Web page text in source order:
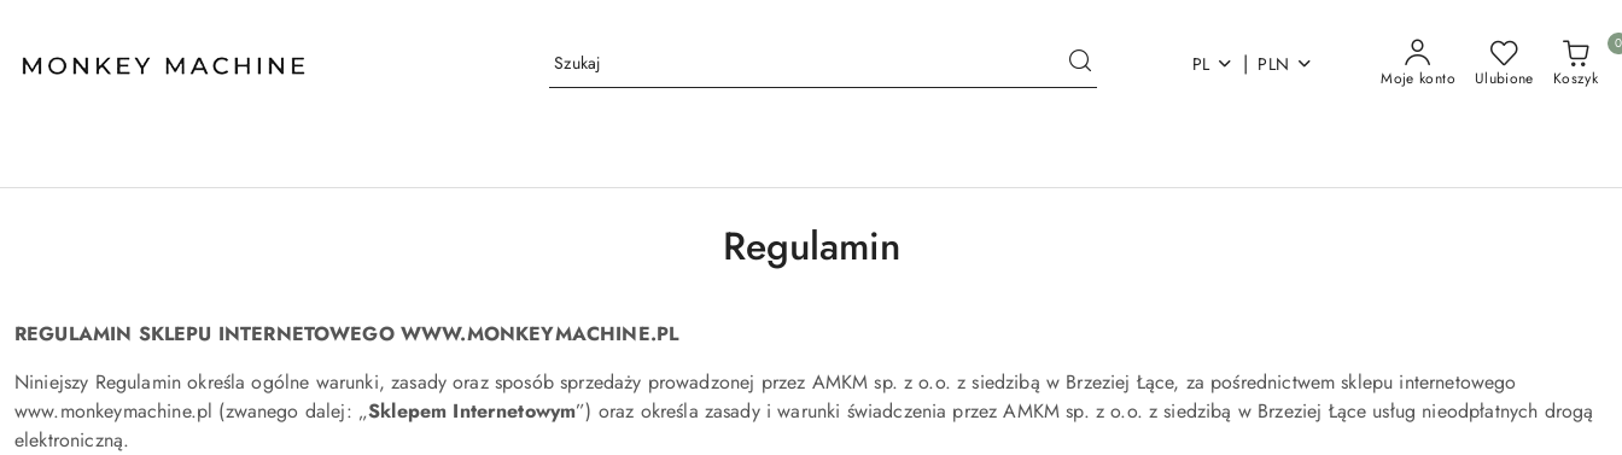
PL | PLN
Moje konto Ulubione Koszyk
0
Regulamin
REGULAMIN SKLEPU INTERNETOWEGO WWW.MONKEYMACHINE.PL
Niniejszy Regulamin określa ogólne warunki, zasady oraz sposób sprzedaży prowadzonej przez AMKM sp. z o.o. z siedzibą w Brzeziej Łące, za pośrednictwem sklepu internetowego
www.monkeymachine.pl (zwanego dalej: „Sklepem Internetowym”) oraz określa zasady i warunki świadczenia przez AMKM sp. z o.o. z siedzibą w Brzeziej Łące usług nieodpłatnych drogą
elektroniczną.